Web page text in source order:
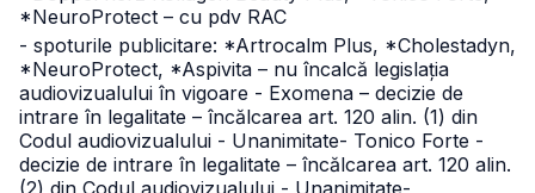
*NeuroProtect – cu pdv RAC
- spoturile publicitare: *Artrocalm Plus, *Cholestadyn,
*NeuroProtect, *Aspivita – nu încalcă legislația
audiovizualului în vigoare - Exomena – decizie de
intrare în legalitate – încălcarea art. 120 alin. (1) din
Codul audiovizualului - Unanimitate- Tonico Forte -
decizie de intrare în legalitate – încălcarea art. 120 alin.
(2) din Codul audiovizualului - Unanimitate-